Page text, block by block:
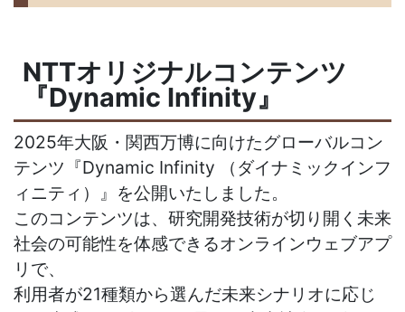
NTTオリジナルコンテンツ
『Dynamic Infinity』
2025年大阪・関西万博に向けたグローバルコン
テンツ『Dynamic Infinity （ダイナミックインフ
ィニティ）』を公開いたしました。
このコンテンツは、 研究開発技術が切り開く未来
社会の可能性を体感できるオンラインウェブアプ
リで、
利用者が21種類から選んだ未来シナリオに応じ